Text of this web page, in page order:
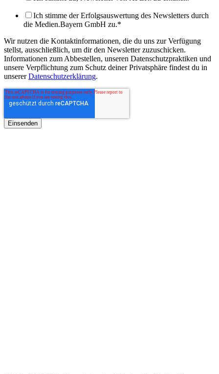
Ich stimme der Erfolgsauswertung des Newsletters durch
die Medien.Bayern GmbH zu.*
Wir nutzen die Kontaktinformationen, die du uns zur Verfügung
stellst, ausschließlich, um dir den Newsletter zuzuschicken.
Informationen zum Abbestellen, unseren Datenschutzpraktiken und
unsere Verpflichtung zum Schutz deiner Privatsphäre findest du in
unsererDatenschutzerklärung.